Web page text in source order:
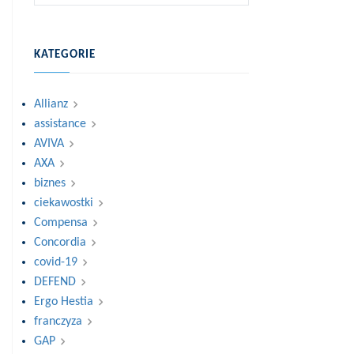
KATEGORIE
Allianz
assistance
AVIVA
AXA
biznes
ciekawostki
Compensa
Concordia
covid-19
DEFEND
Ergo Hestia
franczyza
GAP